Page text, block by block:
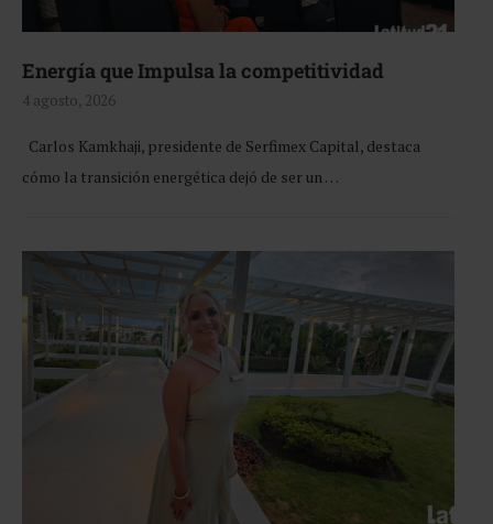
Energía que Impulsa la competitividad
4 agosto, 2026
Carlos Kamkhaji, presidente de Serfimex Capital, destaca
cómo la transición energética dejó de ser un …